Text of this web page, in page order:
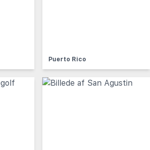
Puerto Rico